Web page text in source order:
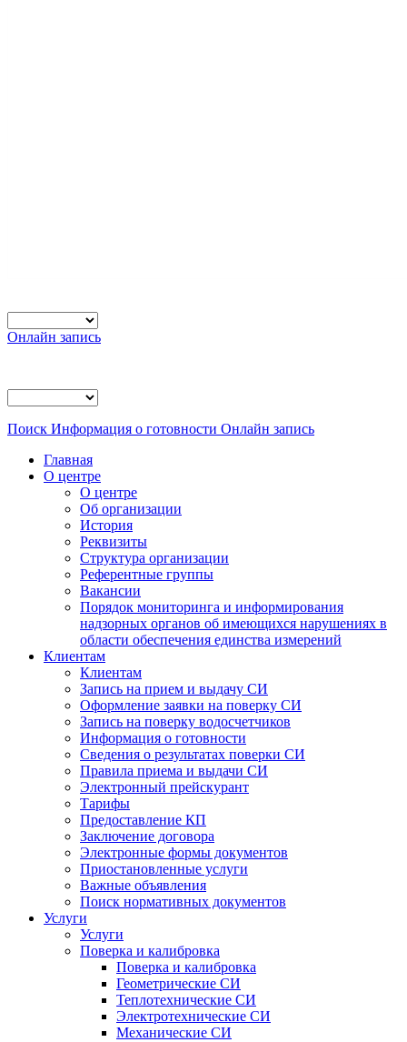
Онлайн запись
Поиск Информация о готовности Онлайн запись
Главная
О центре
О центре
Об организации
История
Реквизиты
Структура организации
Референтные группы
Вакансии
Порядок мониторинга и информирования
надзорных органов об имеющихся нарушениях в
области обеспечения единства измерений
Клиентам
Клиентам
Запись на прием и выдачу СИ
Оформление заявки на поверку СИ
Запись на поверку водосчетчиков
Информация о готовности
Сведения о результатах поверки СИ
Правила приема и выдачи СИ
Электронный прейскурант
Тарифы
Предоставление КП
Заключение договора
Электронные формы документов
Приостановленные услуги
Важные объявления
Поиск нормативных документов
Услуги
Услуги
Поверка и калибровка
Поверка и калибровка
Геометрические СИ
Теплотехнические СИ
Электротехнические СИ
Механические СИ